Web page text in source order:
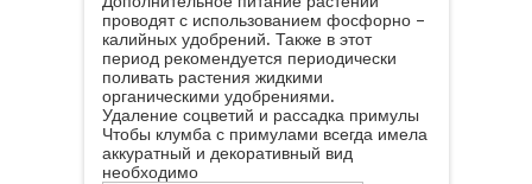
проводят с использованием фосфорно –
калийных удобрений. Также в этот
период рекомендуется периодически
поливать растения жидкими
органическими удобрениями.
Удаление соцветий и рассадка примулы
Чтобы клумба с примулами всегда имела
аккуратный и декоративный вид
необходимо